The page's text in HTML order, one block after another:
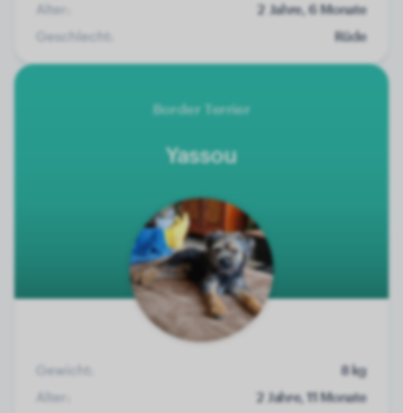
Alter:
2 Jahre, 6 Monate
Geschlecht:
Rüde
Border Terrier
Yassou
Gewicht:
8 kg
Alter:
2 Jahre, 11 Monate